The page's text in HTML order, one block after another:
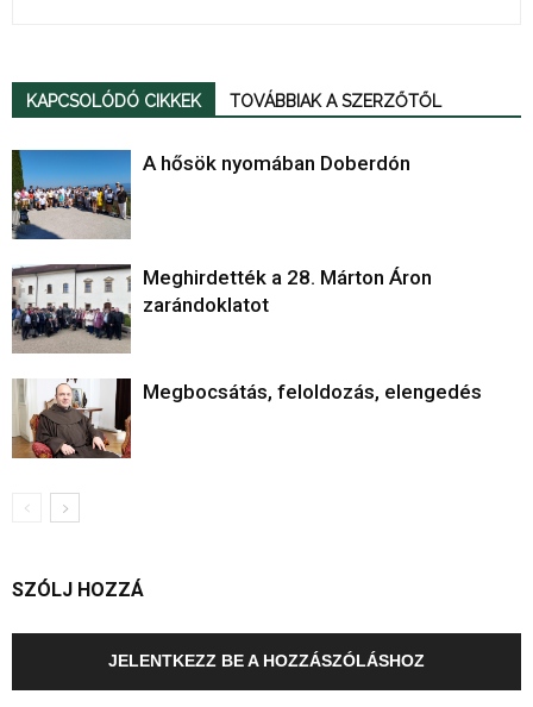
KAPCSOLÓDÓ CIKKEK TOVÁBBIAK A SZERZŐTŐL
A hősök nyomában Doberdón
Meghirdették a 28. Márton Áron
zarándoklatot
Megbocsátás, feloldozás, elengedés
SZÓLJ HOZZÁ
JELENTKEZZ BE A HOZZÁSZÓLÁSHOZ